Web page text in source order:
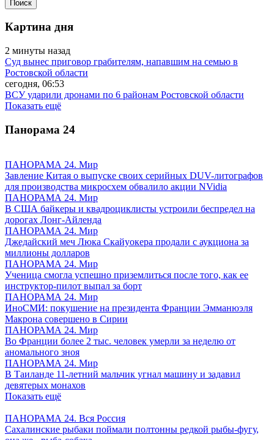
Картина дня
2 минуты назад
Суд вынес приговор грабителям, напавшим на семью в
Ростовской области
сегодня, 06:53
ВСУ ударили дронами по 6 районам Ростовской области
Показать ещё
Панорама 24
ПАНОРАМА 24. Мир
Завление Китая о выпуске своих серийных DUV-литографов
для производства микросхем обвалило акции NVidia
ПАНОРАМА 24. Мир
В США байкеры и квадроциклисты устроили беспредел на
дорогах Лонг-Айленда
ПАНОРАМА 24. Мир
Джедайский меч Люка Скайуокера продали с аукциона за
миллионы долларов
ПАНОРАМА 24. Мир
Ученица смогла успешно приземлиться после того, как ее
инструктор-пилот выпал за борт
ПАНОРАМА 24. Мир
ИноСМИ: покушение на президента Франции Эмманюэля
Макрона совершено в Сирии
ПАНОРАМА 24. Мир
Во Франции более 2 тыс. человек умерли за неделю от
аномального зноя
ПАНОРАМА 24. Мир
В Таиланде 11-летний мальчик угнал машину и задавил
девятерых монахов
Показать ещё
ПАНОРАМА 24. Вся Россия
Сахалинские рыбаки поймали полтонны редкой рыбы-фугу,